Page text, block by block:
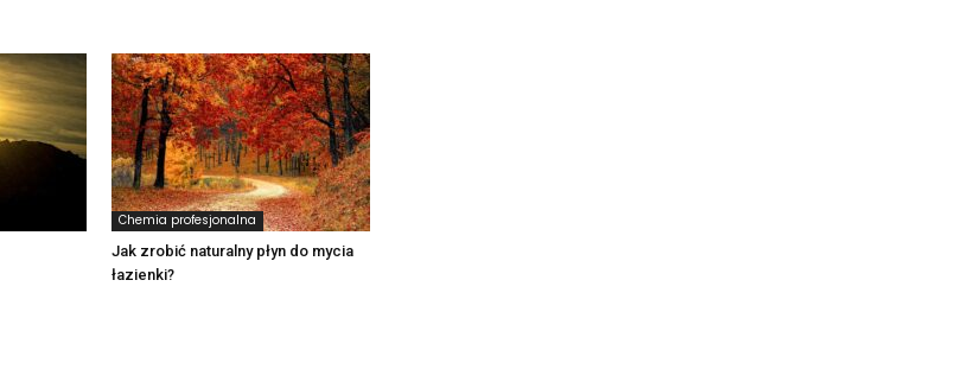
Chemia profesjonalna
Jak zrobić naturalny płyn do mycia
łazienki?